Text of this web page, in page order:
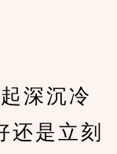
深沉冷
还是立刻